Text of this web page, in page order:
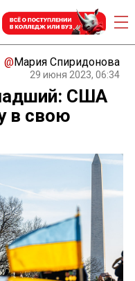
@Мария Спиридонова
29 июня 2023, 06:34
США
в свою